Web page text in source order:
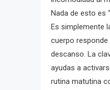
Nada de esto es
Es simplemente
cuerpo
descanso. La
ayudas a
rutina matutina